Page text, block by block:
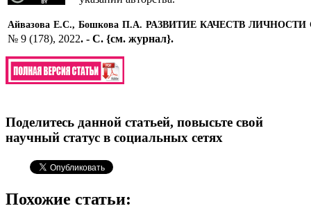
Айвазова Е.С., Бошкова П.А. РАЗВИТИЕ КАЧЕСТВ
№ 9 (178), 2022. - С. {см. журнал}.
Поделитесь данной статьей, повысьте свой
научный статус в социальных сетях
Похожие статьи: